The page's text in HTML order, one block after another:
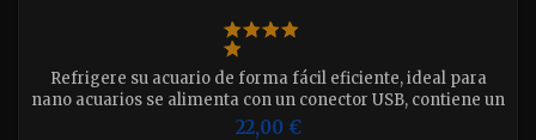
Refrigere su acuario de forma fácil eficiente, ideal para
nano acuarios se alimenta con un conector USB, contiene un
soporte para su montaje.
22,00 €